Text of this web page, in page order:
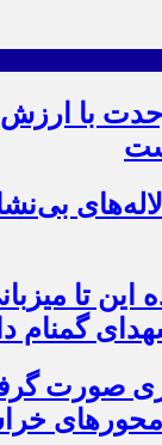
وحدت با
این تا
گمنام
صورت